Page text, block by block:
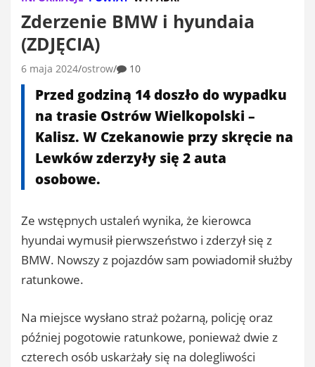
Zderzenie BMW i hyundaia
(ZDJĘCIA)
6 maja 2024 ostrow 10
Przed godziną 14 doszło do wypadku
na trasie Ostrów Wielkopolski –
Kalisz. W Czekanowie przy skręcie na
Lewków zderzyły się 2 auta
osobowe.
Ze wstępnych ustaleń wynika, że kierowca
hyundai wymusił pierwszeństwo i zderzył się z
BMW. Nowszy z pojazdów sam powiadomił służby
ratunkowe.
Na miejsce wysłano straż pożarną, policję oraz
później pogotowie ratunkowe, ponieważ dwie z
czterech osób uskarżały się na dolegliwości